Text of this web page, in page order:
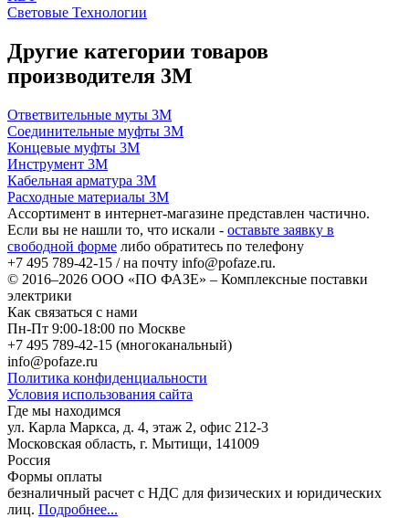
Световые Технологии
Другие категории товаров
производителя 3M
Ответвительные муты 3M
Соединительные муфты 3M
Концевые муфты 3M
Инструмент 3M
Кабельная арматура 3M
Расходные материалы 3M
Ассортимент в интернет-магазине представлен частично.
Если вы не нашли то, что искали - оставьте заявку в
свободной форме либо обратитесь по телефону
+7 495 789-42-15 / на почту info@pofaze.ru.
© 2016–2026 ООО «ПО ФАЗЕ» – Комплексные поставки
электрики
Как связаться с нами
Пн-Пт 9:00-18:00 по Москве
+7 495 789-42-15 (многоканальный)
info@pofaze.ru
Политика конфиденциальности
Условия использования сайта
Где мы находимся
ул. Карла Маркса, д. 4, этаж 2, офис 212-3
Московская область, г. Мытищи, 141009
Россия
Формы оплаты
безналичный расчет с НДС для физических и юридических
лиц. Подробнее...